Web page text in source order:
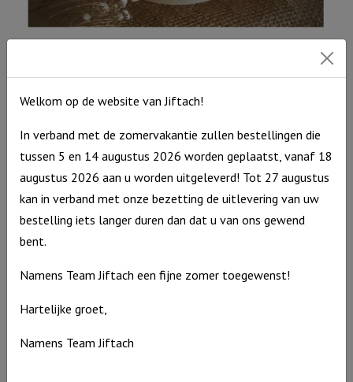
€10,95
Op voorraad
Windlicht
verdwijnt
waar
Gods
liefde
verschijnt"
aantal
Welkom op de website van Jiftach!
In verband met de zomervakantie zullen bestellingen die
tussen 5 en 14 augustus 2026 worden geplaatst, vanaf 18
augustus 2026 aan u worden uitgeleverd! Tot 27 augustus
kan in verband met onze bezetting de uitlevering van uw
bestelling iets langer duren dan dat u van ons gewend
bent.
Namens Team Jiftach een fijne zomer toegewenst!
Hartelijke groet,
Namens Team Jiftach